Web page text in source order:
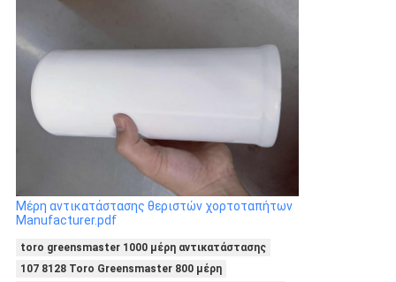
Μέρη αντικατάστασης θεριστών χορτοταπήτων
Manufacturer.pdf
toro greensmaster 1000 μέρη αντικατάστασης
107 8128 Toro Greensmaster 800 μέρη